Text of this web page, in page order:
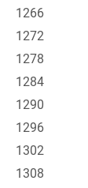
1266
1272
1278
1284
1290
1296
1302
1308